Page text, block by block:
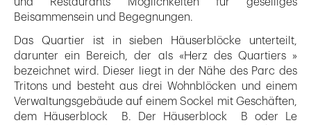
Beisammensein und Begegnungen.
Das Quartier ist in sieben Häuserblöcke unterteilt,
darunter ein Bereich, der als «Herz des Quartiers »
bezeichnet wird. Dieser liegt in der Nähe des Parc des
Tritons und besteht aus drei Wohnblöcken und einem
Verwaltungsgebäude auf einem Sockel mit Geschäften,
dem Häuserblock B. Der Häuserblock B oder Le